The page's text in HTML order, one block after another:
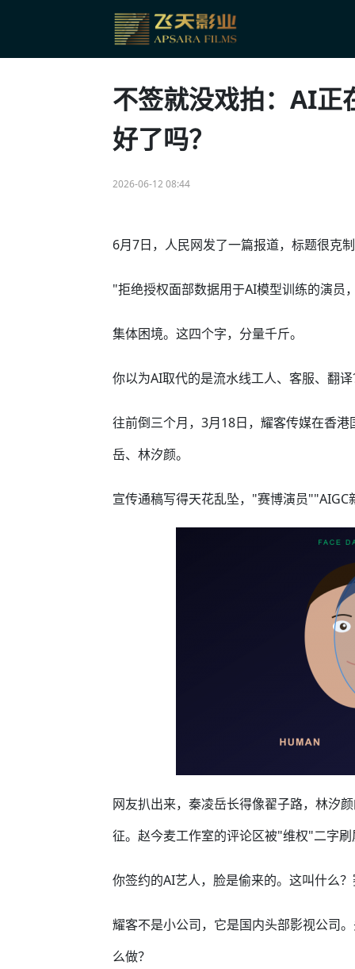
不签就没戏拍：AI正
好了吗？
2026-06-12 08:44
6月7日，人民网发了一篇报道，标题很克
"拒绝授权面部数据用于AI模型训练的演员
集体困境。这四个字，分量千斤。
你以为AI取代的是流水线工人、客服、翻
往前倒三个月，3月18日，耀客传媒在香
岳、林汐颜。
宣传通稿写得天花乱坠，"赛博演员
网友扒出来，秦凌岳长得像翟子路，林汐
征。赵今麦工作室的评论区被"维权"二字刷
你签约的AI艺人，脸是偷来的。这叫什么
耀客不是小公司，它是国内头部影视公司
么做？